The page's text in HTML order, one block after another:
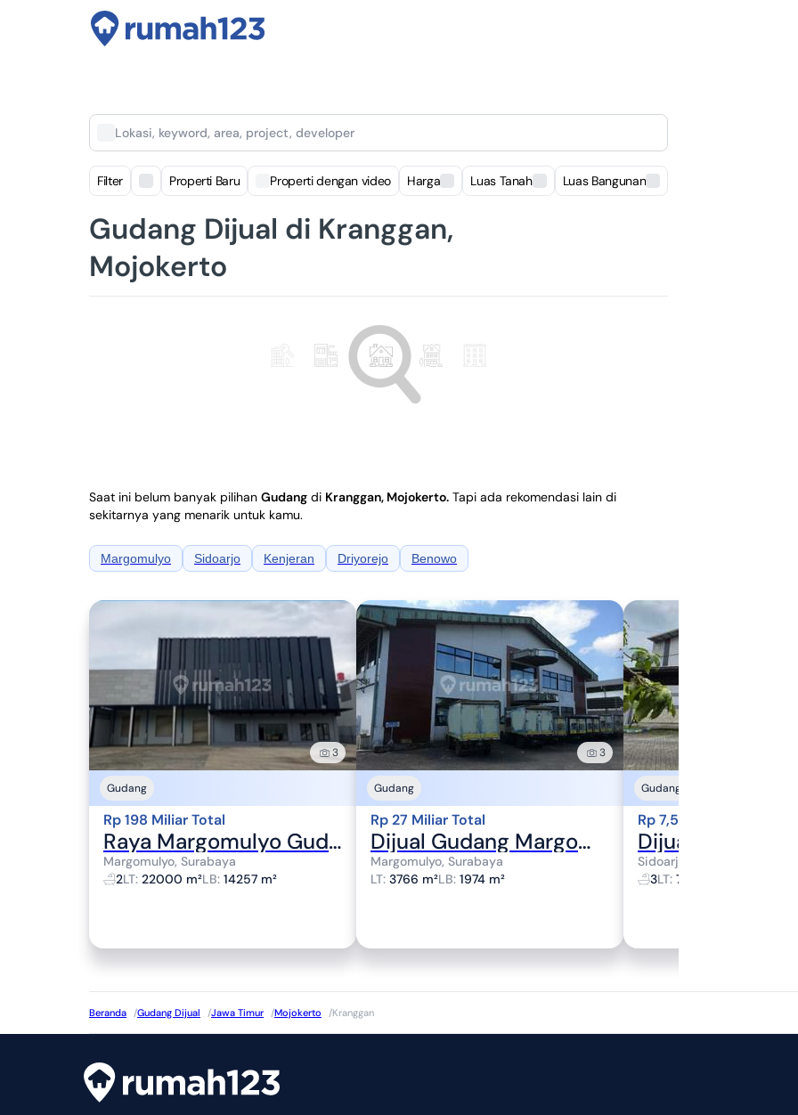
Lokasi, keyword, area, project, developer
Filter Properti Baru Properti dengan video Harga Luas Tanah Luas Bangunan
Gudang Dijual di Kranggan,
Mojokerto
Saat ini belum banyak pilihan Gudang di Kranggan, Mojokerto. Tapi ada rekomendasi lain di
sekitarnya yang menarik untuk kamu.
Margomulyo Sidoarjo Kenjeran Driyorejo Benowo
3
Gudang
Rp 198 Miliar Total
Raya Margomulyo Gudang Siap Pakai
Margomulyo, Surabaya
2LT: 22000 m²LB: 14257 m²
3
Gudang
Rp 27 Miliar Total
Dijual Gudang Margomulyo Permai Row Jalan 3-4 Kontainer Sisipan
Margomulyo, Surabaya
LT: 3766 m²LB: 1974 m²
Gudang
Rp 7,5 Miliar Total
Sidoarjo, Sidoarjo
3LT: 734 m²
Beranda /Gudang Dijual /Jawa Timur /Mojokerto /Kranggan